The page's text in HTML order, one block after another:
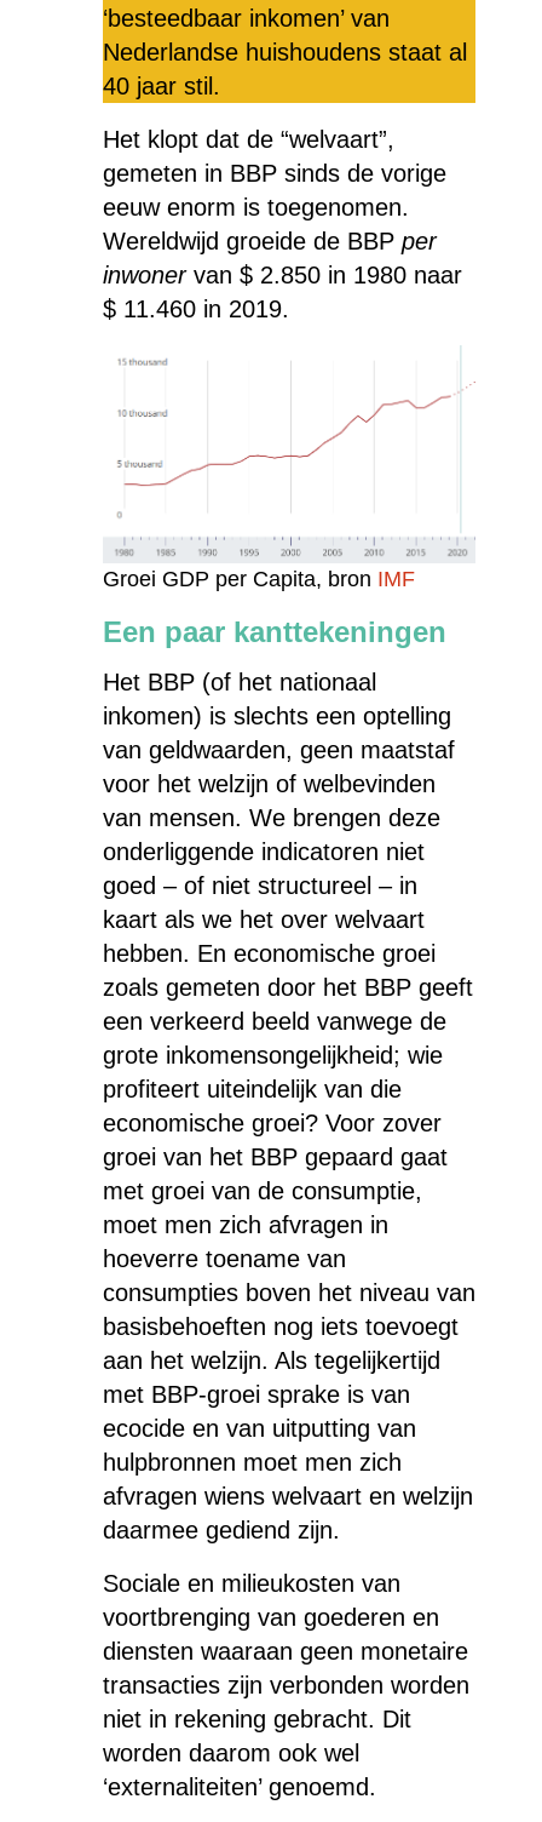
‘besteedbaar inkomen’ van
Nederlandse huishoudens staat al
40 jaar stil.
Het klopt dat de “welvaart”,
gemeten in BBP sinds de vorige
eeuw enorm is toegenomen.
Wereldwijd groeide de BBP per
inwoner van $ 2.850 in 1980 naar
$ 11.460 in 2019.
Groei GDP per Capita, bron IMF
Een paar kanttekeningen
Het BBP (of het nationaal
inkomen) is slechts een optelling
van geldwaarden, geen maatstaf
voor het welzijn of welbevinden
van mensen. We brengen deze
onderliggende indicatoren niet
goed – of niet structureel – in
kaart als we het over welvaart
hebben. En economische groei
zoals gemeten door het BBP geeft
een verkeerd beeld vanwege de
grote inkomensongelijkheid; wie
profiteert uiteindelijk van die
economische groei? Voor zover
groei van het BBP gepaard gaat
met groei van de consumptie,
moet men zich afvragen in
hoeverre toename van
consumpties boven het niveau van
basisbehoeften nog iets toevoegt
aan het welzijn. Als tegelijkertijd
met BBP-groei sprake is van
ecocide en van uitputting van
hulpbronnen moet men zich
afvragen wiens welvaart en welzijn
daarmee gediend zijn.
Sociale en milieukosten van
voortbrenging van goederen en
diensten waaraan geen monetaire
transacties zijn verbonden worden
niet in rekening gebracht. Dit
worden daarom ook wel
‘externaliteiten’ genoemd.